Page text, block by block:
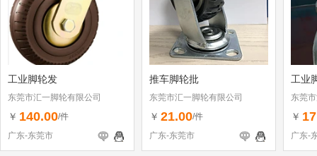
工业脚轮发
东莞市汇一脚轮有限公司
￥ 140.00/件
广东-东莞市
推车脚轮批
东莞市汇一脚轮有限公司
￥ 21.00/件
广东-东莞市
工业
东莞
￥
广东-